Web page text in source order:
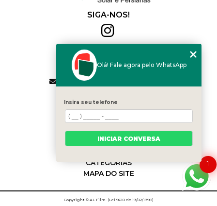
SIGA-NOS!
(11) 2564-4684
(11) 94168-2041
contato.vendas@alfilm.com.br
MENU
HOME
QUEM SOMOS
SERVIÇOS
BLOG
CATEGORIAS
MAPA DO SITE
Copyright © AL Film. (Lei 9610 de 19/02/1998)
1
Olá! Fale agora pelo WhatsApp
Insira seu telefone
INICIAR CONVERSA